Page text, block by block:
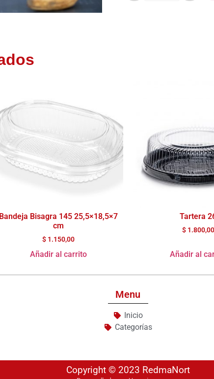
Bandeja Bisagra 145 25,5×18,5×7
cm
$1.150,00
Añadir al carrito
Tartera
$1.800,00
Añadir al
Menu
Inicio
Categorías
Copyright © 2023 RedmaNort